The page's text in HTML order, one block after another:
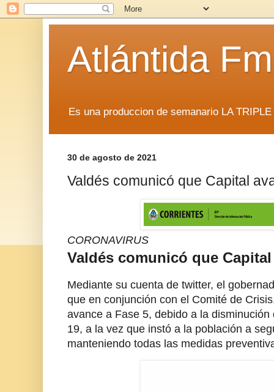
Atlántida
Es una produccion de semanario LA
30 de agosto de 2021
Valdés comunicó que Capital
CORONAVIRUS
Valdés comunicó que Capital
Mediante su cuenta de twitter, el
que en conjunción con el Comité de
avance a Fase 5, debido a la
19, a la vez que instó a la población a
manteniendo todas las medidas